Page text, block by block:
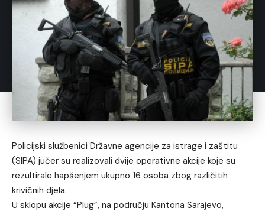
Policijski službenici Državne agencije za istrage i zaštitu
(SIPA) jučer su realizovali dvije operativne akcije koje su
rezultirale hapšenjem ukupno 16 osoba zbog različitih
krivičnih djela.
U sklopu akcije “Plug”, na području Kantona Sarajevo,